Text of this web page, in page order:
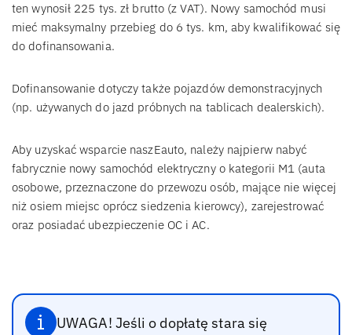
ten wynosił 225 tys. zł brutto (z VAT). Nowy samochód musi
mieć maksymalny przebieg do 6 tys. km, aby kwalifikować się
do dofinansowania.
Dofinansowanie dotyczy także pojazdów demonstracyjnych
(np. używanych do jazd próbnych na tablicach dealerskich).
Aby uzyskać wsparcie naszEauto, należy najpierw nabyć
fabrycznie nowy samochód elektryczny o kategorii M1 (auta
osobowe, przeznaczone do przewozu osób, mające nie więcej
niż osiem miejsc oprócz siedzenia kierowcy), zarejestrować
oraz posiadać ubezpieczenie OC i AC.
UWAGA! Jeśli o dopłatę stara się